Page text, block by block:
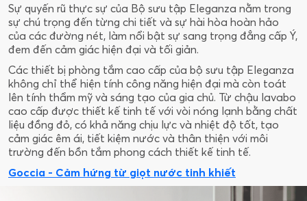
Sự quyến rũ thực sự của Bộ sưu tập Eleganza nằm trong
sự chú trọng đến từng chi tiết và sự hài hòa hoàn hảo
của các đường nét, làm nổi bật sự sang trọng đẳng cấp Ý,
đem đến cảm giác hiện đại và tối giản.
Các thiết bị phòng tắm cao cấp của bộ sưu tập Eleganza
không chỉ thể hiện tính công năng hiện đại mà còn toát
lên tính thẩm mỹ và sáng tạo của gia chủ. Từ chậu lavabo
cao cấp được thiết kế tinh tế với vòi nóng lạnh bằng chất
liệu đồng đỏ, có khả năng chịu lực và nhiệt độ tốt, tạo
cảm giác êm ái, tiết kiệm nước và thân thiện với môi
trường đến bồn tắm phong cách thiết kế tinh tế.
Goccia - Cảm hứng từ giọt nước tinh khiết